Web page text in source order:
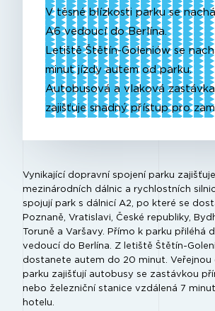
V těsné blízkosti parku se
A6 vedoucí do Berlína.
Letiště Štětín-Goleniów se
minut jízdy autem od parku.
Autobusová a vlaková
zajišťuje snadný přístup pro
Vynikající dopravní spojení parku
mezinárodních dálnic a rychlostních
spojují park s dálnicí A2, po které se
Poznaně, Vratislavi, České republiky,
Toruně a Varšavy. Přímo k parku přiléhá
vedoucí do Berlína. Z letiště Štětín-
dostanete autem do 20 minut. Veřejnou
parku zajišťují autobusy se zastávkou
nebo železniční stanice vzdálená 7
hotelu.